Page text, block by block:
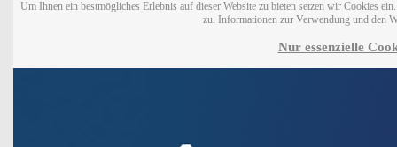
Um Ihnen ein bestmögliches Erlebnis auf dieser Website zu bieten setzen wir Cookies
zu. Informationen zur Verwendung und den
Nur essenzielle